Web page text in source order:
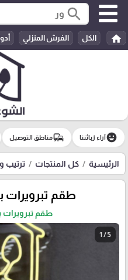
search
home الكل الفرش المنزلي
emoji_emotionsآراء زبائننا commuteمناطق التوصيل
الرئيسية كل المنتجات ترتيب
طقم تبرويرات
طقم تبرويرات
1 / 5